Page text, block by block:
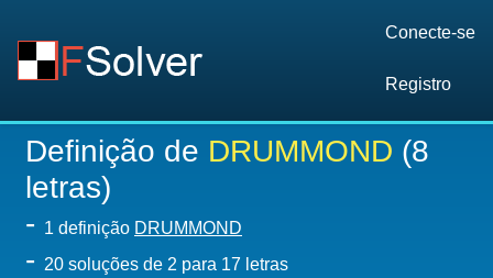
Conecte-se
Registro
Definição de DRUMMOND (8
letras)
- 1 definição DRUMMOND
- 20 soluções de 2 para 17 letras